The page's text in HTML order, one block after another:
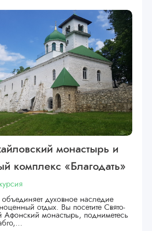
монастырь и
комплекс «Благодать»
объединяет духовное наследие
отдых. Вы посетите Свято-
Афонский монастырь, подниметесь